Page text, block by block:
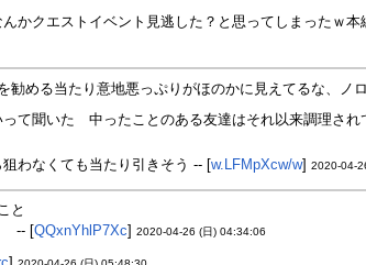
かクエストイベント見逃した？と思ってしまったｗ
勧める当たり意地悪っぷりがほのかに見えてるな、ノ
て聞いた 中ったことのある友達はそれ以来調理され
わなくても当たり引きそう -- [w.LFMpXcw/w] 2020-04-
と
-- [QQxnYhlP7Xc] 2020-04-26 (日) 04:34:06